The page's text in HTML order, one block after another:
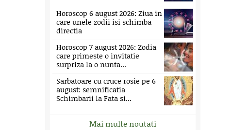
Horoscop 6 august 2026: Ziua in
care unele zodii isi schimba
directia
Horoscop 7 august 2026: Zodia
care primeste o invitatie
surpriza la o nunta...
Sarbatoare cu cruce rosie pe 6
august: semnificatia
Schimbarii la Fata si...
Mai multe noutati